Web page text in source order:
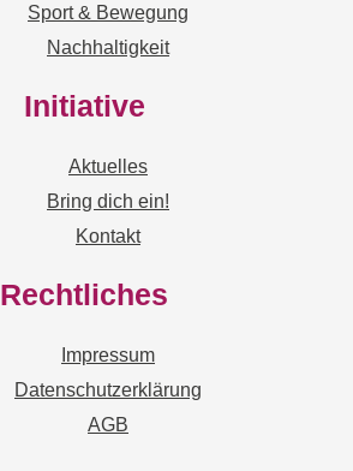
Sport & Bewegung
Nachhaltigkeit
Initiative
Aktuelles
Bring dich ein!
Kontakt
Rechtliches
Impressum
Datenschutzerklärung
AGB